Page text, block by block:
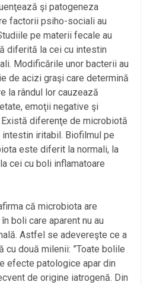
şi patogeneza
factorii psiho-sociali au
pe materii fecale au
diferită la cei cu intestin
Modificările unor bacterii au
de acizi graşi care determină
la rândul lor cauzează
emoţii negative şi
diferenţe de microbiotă
iritabil. Biofilmul pe
este diferit la normali, la
cei cu boli inflamatoare
că microbiota are
boli care aparent nu au
Astfel se adevereşte ce a
cu două milenii: ”Toate bolile
efecte patologice apar din
de origine iatrogenă. Din